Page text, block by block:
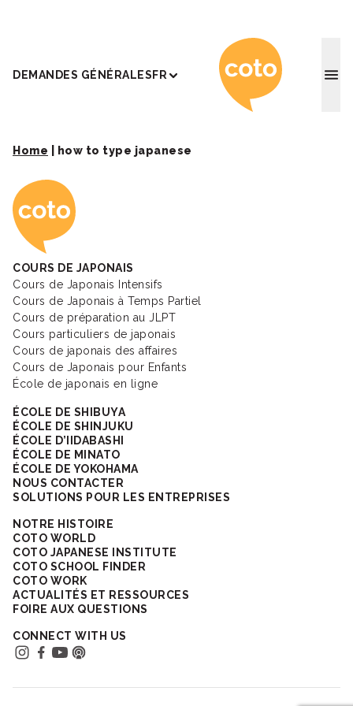
DEMANDES GÉNÉRALESFR Coto
Home how to type japanese
Coto Academy -
COURS DE JAPONAIS
Cours de Japonais Intensifs
Cours de Japonais à Temps Partiel
Cours de préparation au JLPT
Cours particuliers de japonais
Cours de japonais des affaires
Cours de Japonais pour Enfants
École de japonais en ligne
ÉCOLE DE SHIBUYA
ÉCOLE DE SHINJUKU
ÉCOLE D’IIDABASHI
ÉCOLE DE MINATO
ÉCOLE DE YOKOHAMA
NOUS CONTACTER
SOLUTIONS POUR LES ENTREPRISES
NOTRE HISTOIRE
COTO WORLD
COTO JAPANESE INSTITUTE
COTO SCHOOL FINDER
COTO WORK
ACTUALITÉS ET RESSOURCES
FOIRE AUX QUESTIONS
CONNECT WITH US